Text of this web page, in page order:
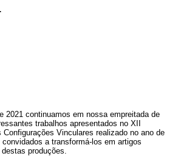
2021 continuamos em nossa empreitada de
trabalhos apresentados no XII
Vinculares realizado no ano de
a transformá-los em artigos
produções.